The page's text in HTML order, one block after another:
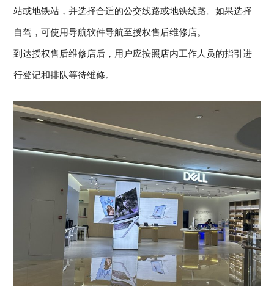
站或地铁站，并选择合适的公交线路或地铁线路。如果选择
自驾，可使用导航软件导航至授权售后维修店。
到达授权售后维修店后，用户应按照店内工作人员的指引进
行登记和排队等待维修。